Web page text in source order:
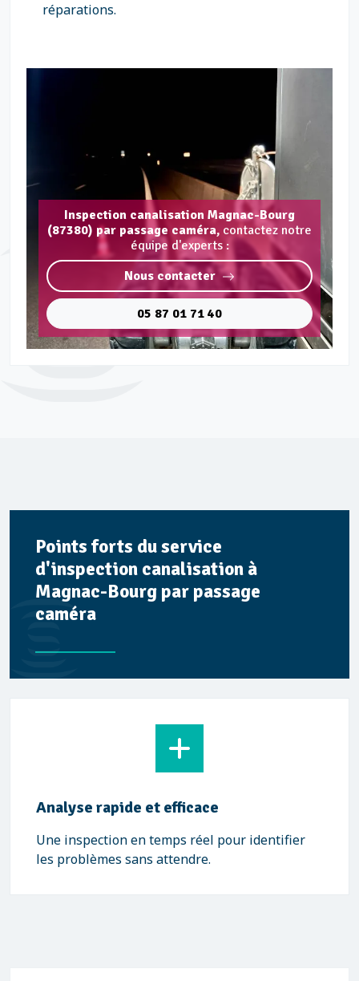
réparations.
Inspection canalisation Magnac-Bourg
(87380) par passage caméra, contactez notre
équipe d'experts :
Nous contacter
05 87 01 71 40
Points forts du service
d'inspection canalisation à
Magnac-Bourg par passage
caméra
Analyse rapide et efficace
Une inspection en temps réel pour identifier
les problèmes sans attendre.